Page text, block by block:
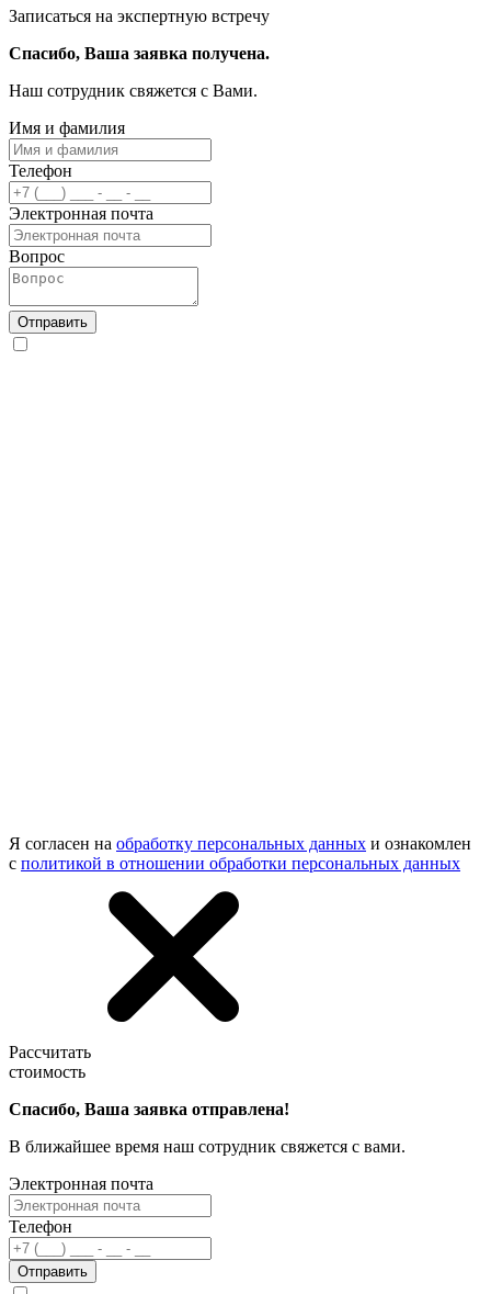
Записаться на экспертную встречу
Спасибо, Ваша заявка получена.
Наш сотрудник свяжется с Вами.
Имя и фамилия
Телефон
Электронная почта
Вопрос
Отправить
Я согласен на обработку персональных данных и ознакомлен
с политикой в отношении обработки персональных данных
Рассчитать
стоимость
Спасибо, Ваша заявка отправлена!
В ближайшее время наш сотрудник свяжется с вами.
Электронная почта
Телефон
Отправить